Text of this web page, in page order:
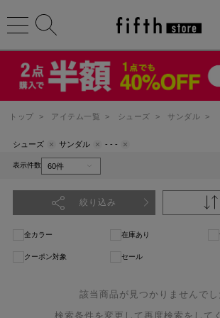
トップ > アイテム一覧 > シューズ > サンダル >
シューズ サンダル - - -
表示件数
絞り込み
全カラー 在庫あり
クーポン対象 セール
該当商品が見つかりませんでし
検索条件を変更して再度検索をして